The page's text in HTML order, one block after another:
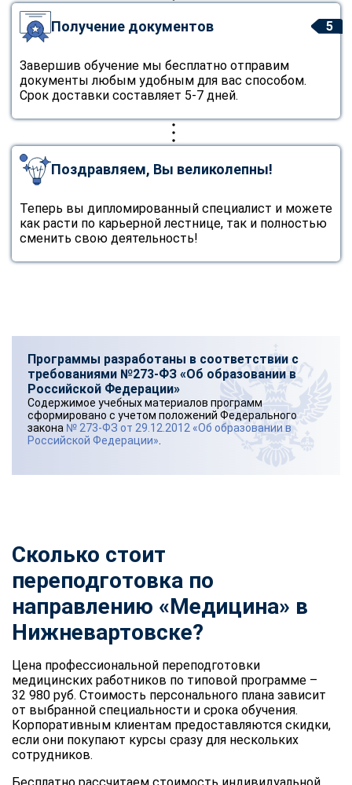
5
Получение документов
Завершив обучение мы бесплатно отправим
документы любым удобным для вас способом.
Срок доставки составляет 5-7 дней.
Поздравляем, Вы великолепны!
Теперь вы дипломированный специалист и можете
как расти по карьерной лестнице, так и полностью
сменить свою деятельность!
Программы разработаны в соответствии с
требованиями №273-ФЗ «Об образовании в
Российской Федерации»
Содержимое учебных материалов программ
сформировано с учетом положений Федерального
закона № 273-ФЗ от 29.12.2012 «Об образовании в
Российской Федерации»
Сколько стоит
переподготовка по
направлению «Медицина» в
Нижневартовске?
Цена профессиональной переподготовки
медицинских работников по типовой программе –
32 980 руб. Стоимость персонального плана зависит
от выбранной специальности и срока обучения.
Корпоративным клиентам предоставляются скидки,
если они покупают курсы сразу для нескольких
сотрудников.